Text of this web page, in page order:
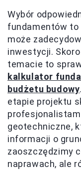
Wybór
fundamentów to
może
inwestycji.
temacie to
kalkulator
budżetu budowy
etapie projektu
geotechniczne,
informacji o
zaoszczędzimy
naprawach, ale